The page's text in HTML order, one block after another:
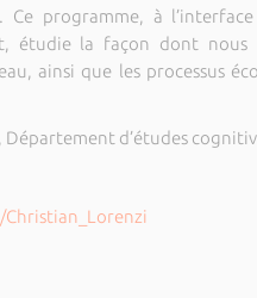
Ce programme, à
étudie la façon dont nous
ainsi que les processus
d’études